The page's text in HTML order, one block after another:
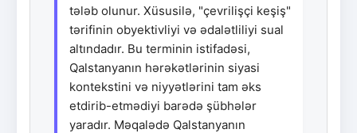
tələb olunur. Xüsusilə, "çevrilişçi keşiş"
tərifinin obyektivliyi və ədalətliliyi sual
altındadır. Bu terminin istifadəsi,
Qalstanyanın hərəkətlərinin siyasi
kontekstini və niyyətlərini tam əks
etdirib-etmədiyi barədə şübhələr
yaradır. Məqalədə Qalstanyanın